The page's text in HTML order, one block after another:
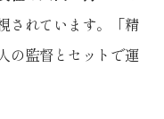
れています。「精
の監督とセットで運